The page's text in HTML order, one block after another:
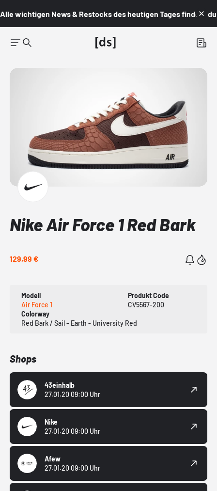
Alle wichtigen News & Restocks des heutigen Tages findest du
Nike Air Force 1 Red Bark
129,99 €
Modell
Air Force 1
Produkt Code
CV5567-200
Colorway
Red Bark / Sail - Earth - University Red
Shops
43einhalb
27.01.20 09:00 Uhr
Nike
27.01.20 09:00 Uhr
Afew
27.01.20 09:00 Uhr